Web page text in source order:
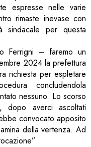
espresse nelle varie
rimaste inevase con
sindacale per questa
Ferrigni – faremo un
2024 la prefettura
richiesta per espletare
concludendola
nessuno. Lo scorso
averci ascoltati
convocato apposito
della vertenza. Ad